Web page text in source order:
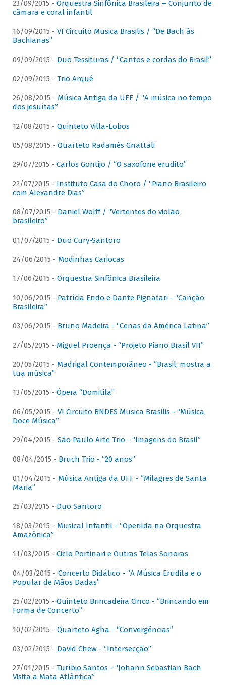
23/09/2015 - Orquestra Sinfônica Brasileira – Conjunto de
câmara e coral infantil
16/09/2015 - VI Circuito Musica Brasilis / “De Bach às
Bachianas”
09/09/2015 - Duo Tessituras / “Cantos e cordas do Brasil”
02/09/2015 - Trio Arqué
26/08/2015 - Música Antiga da UFF / “A música no tempo
dos jesuítas”
12/08/2015 - Quinteto Villa-Lobos
05/08/2015 - Quarteto Radamés Gnattali
29/07/2015 - Carlos Gontijo / “O saxofone erudito”
22/07/2015 - Instituto Casa do Choro / “Piano Brasileiro
com Alexandre Dias”
08/07/2015 - Daniel Wolff / “Vertentes do violão
brasileiro”
01/07/2015 - Duo Cury-Santoro
24/06/2015 - Modinhas Cariocas
17/06/2015 - Orquestra Sinfônica Brasileira
10/06/2015 - Patrícia Endo e Dante Pignatari - “Canção
Brasileira”
03/06/2015 - Bruno Madeira - “Cenas da América Latina”
27/05/2015 - Miguel Proença - “Projeto Piano Brasil VII”
20/05/2015 - Madrigal Contemporâneo - “Brasil, mostra a
tua música”
13/05/2015 - Ópera “Domitila”
06/05/2015 - VI Circuito BNDES Musica Brasilis - “Música,
Doce Música”
29/04/2015 - São Paulo Arte Trio - “Imagens do Brasil”
08/04/2015 - Bruch Trio - “20 anos”
01/04/2015 - Música Antiga da UFF - “Milagres de Santa
Maria”
25/03/2015 - Duo Santoro
18/03/2015 - Musical Infantil - “Operilda na Orquestra
Amazônica”
11/03/2015 - Ciclo Portinari e Outras Telas Sonoras
04/03/2015 - Concerto Didático - “A Música Erudita e o
Popular de Mãos Dadas”
25/02/2015 - Quinteto Brincadeira Cinco - “Brincando em
Forma de Concerto”
10/02/2015 - Quarteto Agha - “Convergências”
03/02/2015 - David Chew - “Intersecção”
27/01/2015 - Turíbio Santos - “Johann Sebastian Bach
Visita a Mata Atlântica”